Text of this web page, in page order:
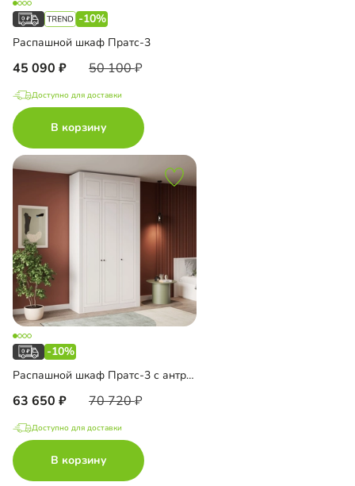
-10%
Распашной шкаф Пратс-3
45 090 50 100
Доступно для доставки
В корзину
-10%
Распашной шкаф Пратс-3 с антресолью
63 650 70 720
Доступно для доставки
В корзину